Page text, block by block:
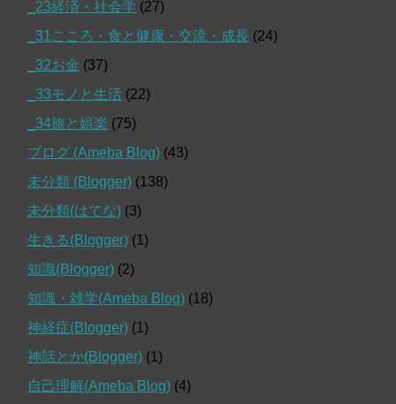
_23経済・社会学 (27)
_31こころ・食と健康・交流・成長 (24)
_32お金 (37)
_33モノと生活 (22)
_34旅と娯楽 (75)
ブログ (Ameba Blog) (43)
未分類 (Blogger) (138)
未分類(はてな) (3)
生きる(Blogger) (1)
知識(Blogger) (2)
知識・雑学(Ameba Blog) (18)
神経症(Blogger) (1)
神話とか(Blogger) (1)
自己理解(Ameba Blog) (4)